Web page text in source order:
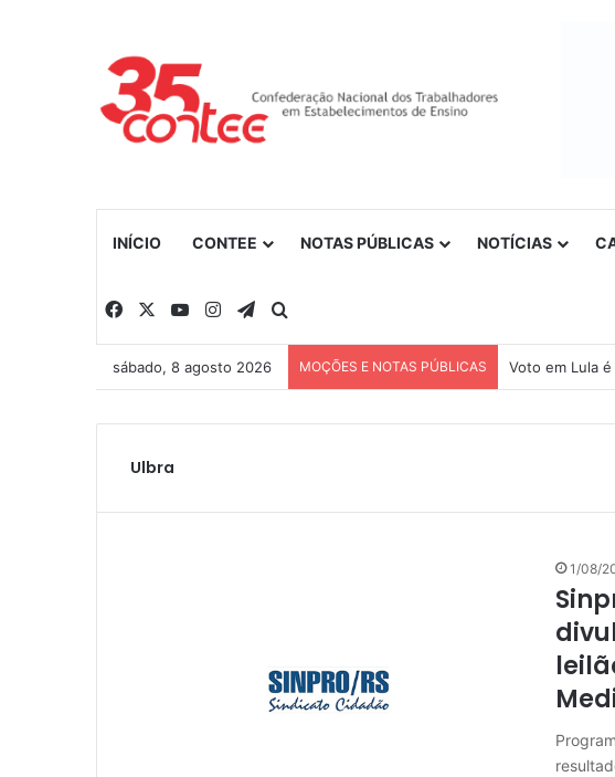
INÍCIO CONTEE NOTAS PÚBLICAS NOTÍCIAS
Facebook YouTubeInstagramTelegram
sábado, 8 agosto 2026 MOÇÕES E NOTAS PÚBLICAS Voto em Lula
Ulbra
1/08/